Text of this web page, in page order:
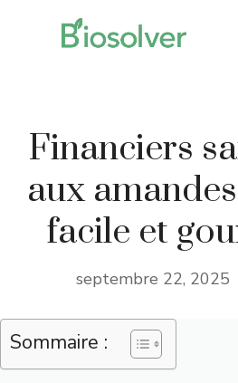
Financiers
aux
facile et
septembre 22, 2025
Sommaire :